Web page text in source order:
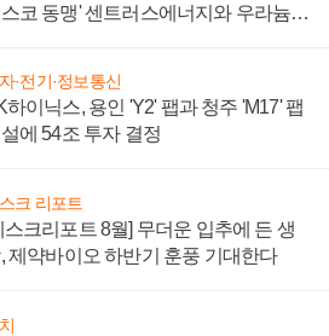
코 동맹' 센트러스에너지와 우라늄
·전기·정보통신
하이닉스, 용인 'Y2' 팹과 청주 'M17' 팹
에 54조 투자 결정
크 리포트
스크리포트 8월] 무더운 입추에 든 생
제약바이오 하반기 훈풍 기대한다